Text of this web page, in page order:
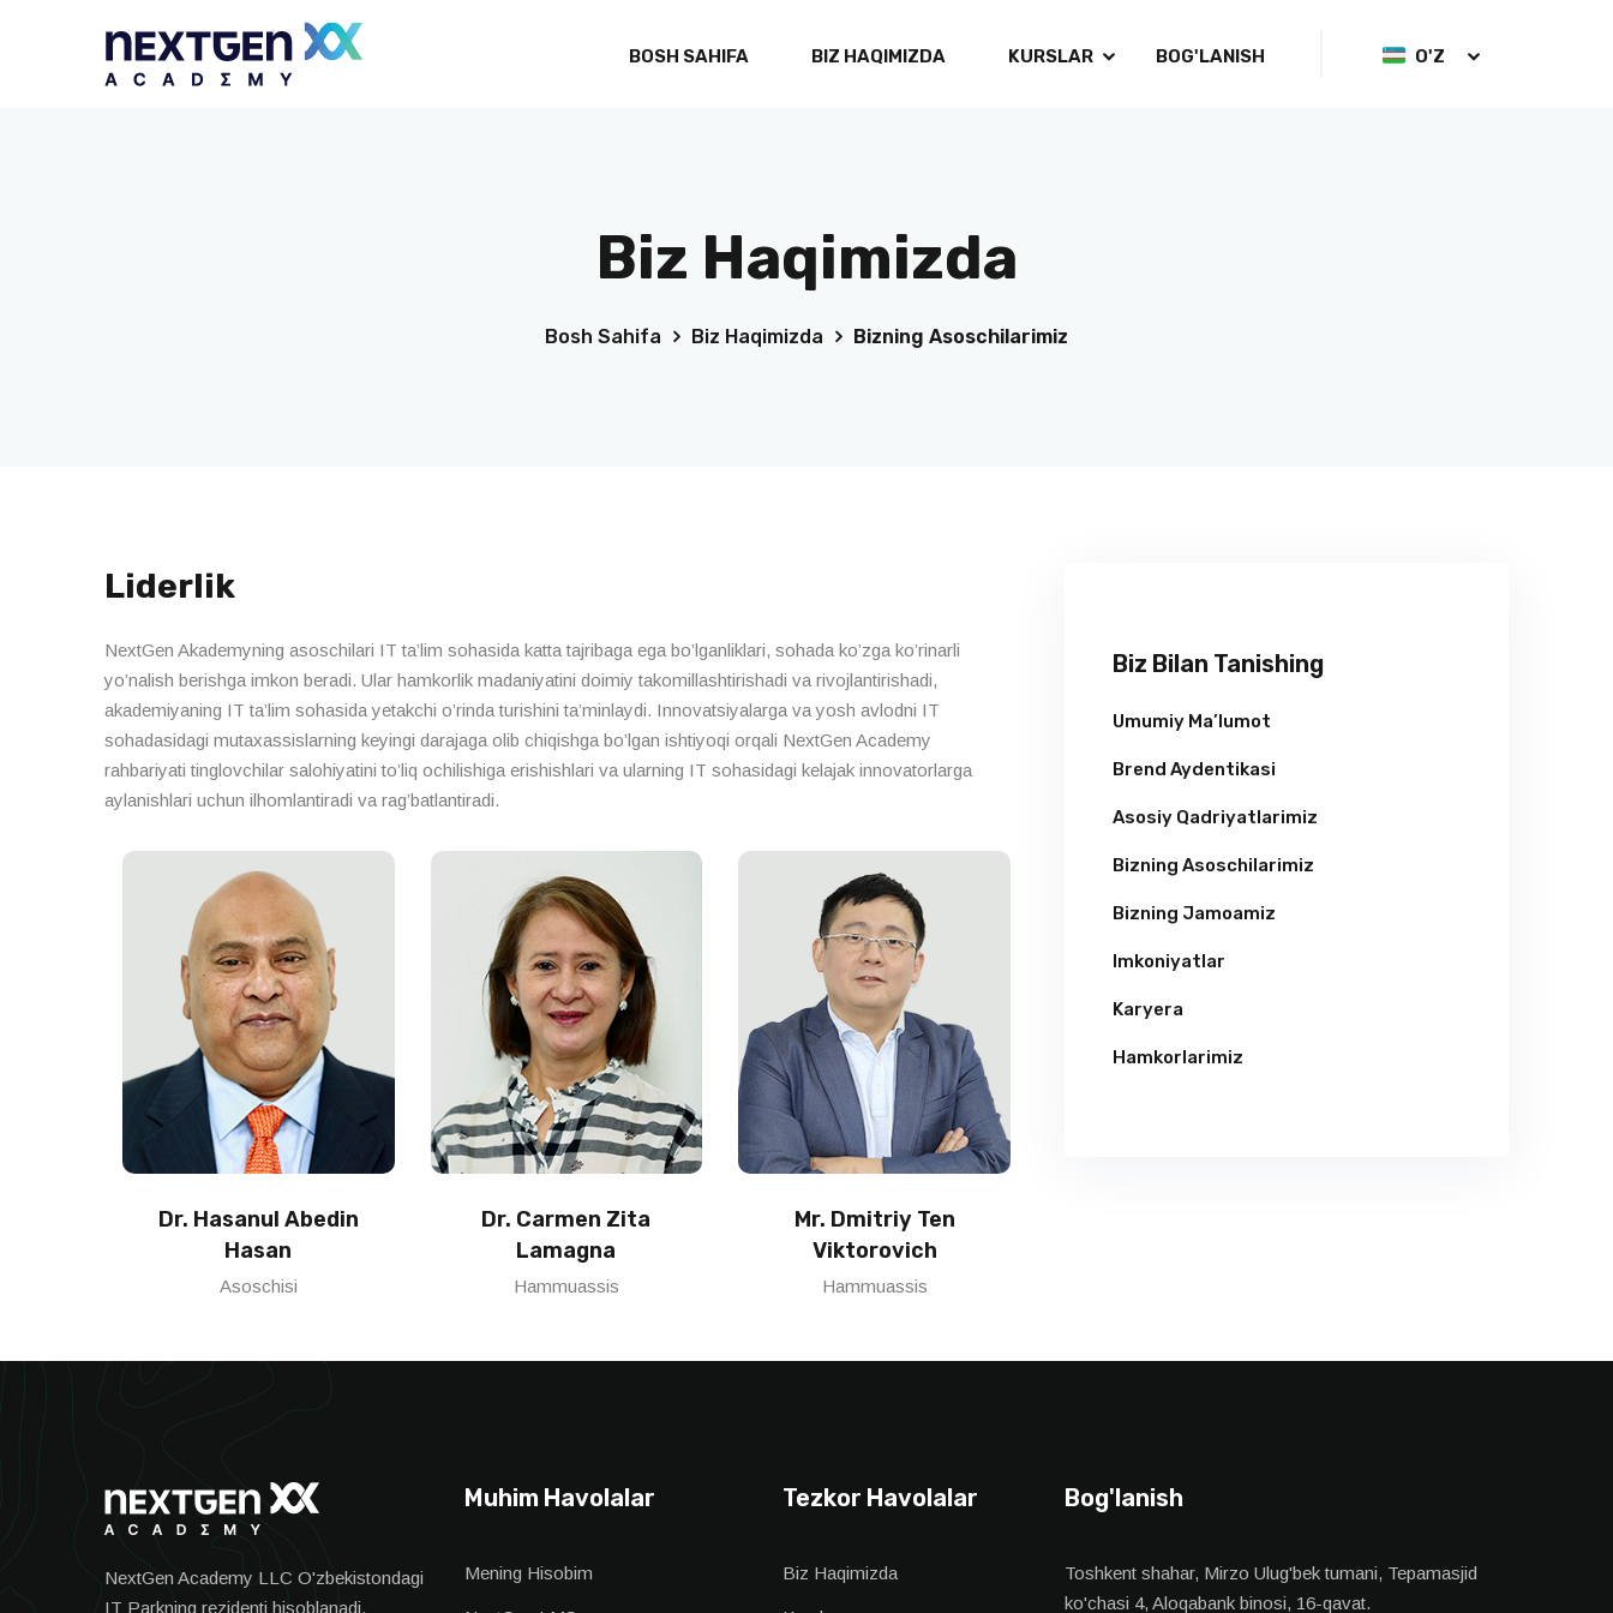
BOSH SAHIFA BIZ HAQIMIZDA KURSLAR
UI/UX Dizayn bo’yicha professional sertifikat
2D/3D Animatsiya va video tahrir
Freelancerlar uchun hisoblarni boshqarish
BOG'LANISH O'Z
Biz Haqimizda
Bosh Sahifa Biz Haqimizda Bizning Asoschilarimiz
Liderlik
NextGen Akademyning asoschilari IT ta’lim sohasida katta tajribaga ega bo’lganliklari, sohada ko’zga ko’rinarli
yo’nalish berishga imkon beradi. Ular hamkorlik madaniyatini doimiy takomillashtirishadi va rivojlantirishadi,
akademiyaning IT ta’lim sohasida yetakchi o’rinda turishini ta’minlaydi. Innovatsiyalarga va yosh avlodni IT
sohadasidagi mutaxassislarning keyingi darajaga olib chiqishga bo’lgan ishtiyoqi orqali NextGen Academy
rahbariyati tinglovchilar salohiyatini to’liq ochilishiga erishishlari va ularning IT sohasidagi kelajak innovatorlarga
aylanishlari uchun ilhomlantiradi va rag’batlantiradi.
Dr. Hasanul Abedin
Hasan
Asoschisi
Dr. Carmen Zita
Lamagna
Hammuassis
Mr. Dmitriy Ten
Viktorovich
Hammuassis
Biz Bilan Tanishing
Umumiy Ma’lumot
Brend Aydentikasi
Asosiy Qadriyatlarimiz
Bizning Asoschilarimiz
Bizning Jamoamiz
Imkoniyatlar
Karyera
Hamkorlarimiz
NextGen Academy LLC O'zbekistondagi
IT Parkning rezidenti hisoblanadi.
Muhim Havolalar
Mening Hisobim
Tezkor Havolalar
Biz Haqimizda
Bog'lanish
Toshkent shahar, Mirzo Ulug'bek tumani, Tepamasjid
ko'chasi 4, Aloqabank binosi, 16-qavat.